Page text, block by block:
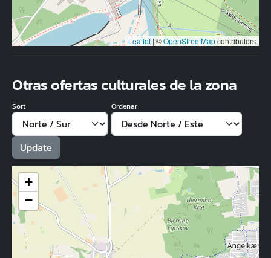
Leaflet | ©OpenStreetMapcontributors
Otras ofertas culturales de la zona
Sort Ordenar
+
−